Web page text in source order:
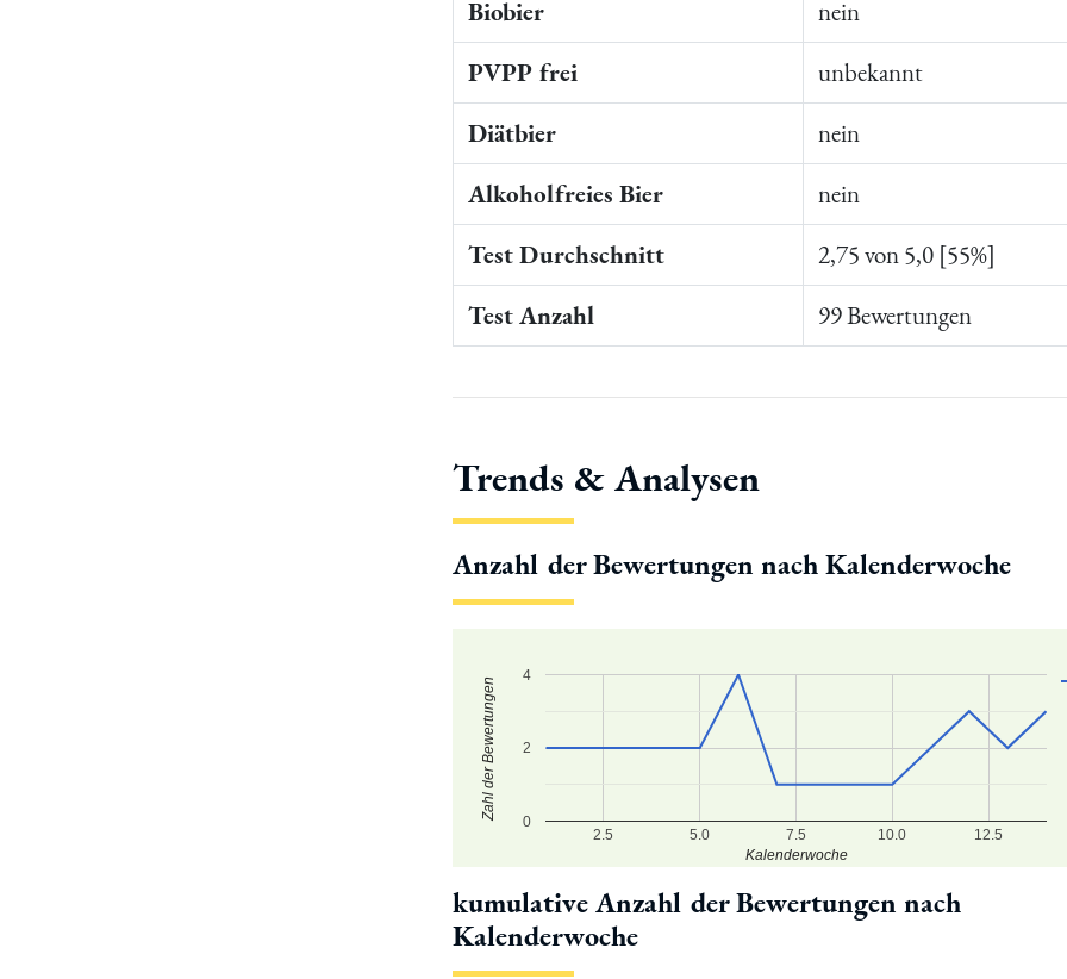
Biobier
nein
PVPP frei
unbekannt
Diätbier
nein
Alkoholfreies Bier
nein
Test Durchschnitt
2,75 von 5,0 [55%]
Test Anzahl
99 Bewertungen
Trends & Analysen
Anzahl der Bewertungen nach Kalenderwoche
2.5 5.0 7.5 10.0 12.5
0
2
4
Kalenderwoche
Zahl der Bewertungen
kumulative Anzahl der Bewertungen nach
Kalenderwoche